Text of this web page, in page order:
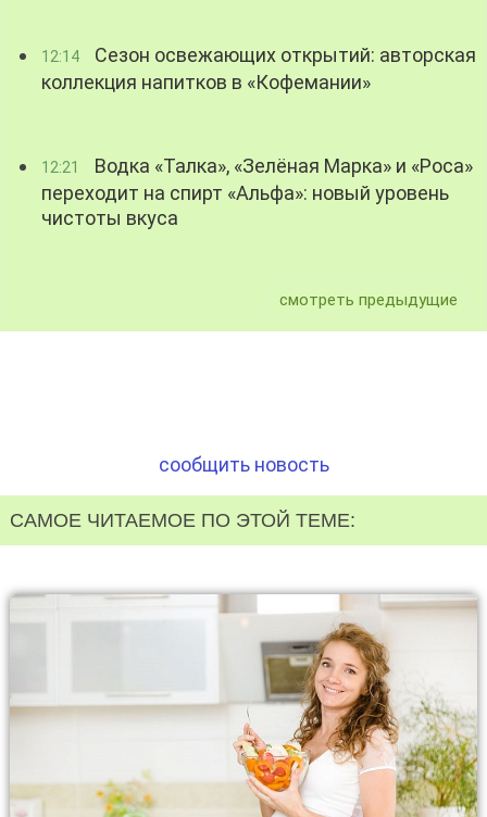
12:14
Сезон освежающих открытий: авторская
коллекция напитков в «Кофемании»
12:21
Водка «Талка», «Зелёная Марка» и «Роса»
переходит на спирт «Альфа»: новый уровень
чистоты вкуса
смотреть предыдущие
сообщить новость
САМОЕ ЧИТАЕМОЕ ПО ЭТОЙ ТЕМЕ: